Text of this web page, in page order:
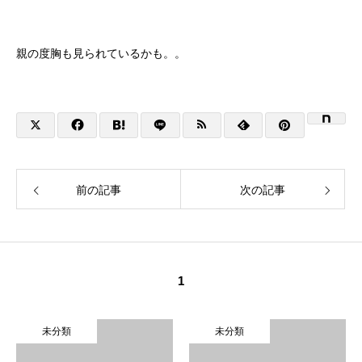
親の度胸も見られているかも。。
前の記事 次の記事
1
未分類 未分類